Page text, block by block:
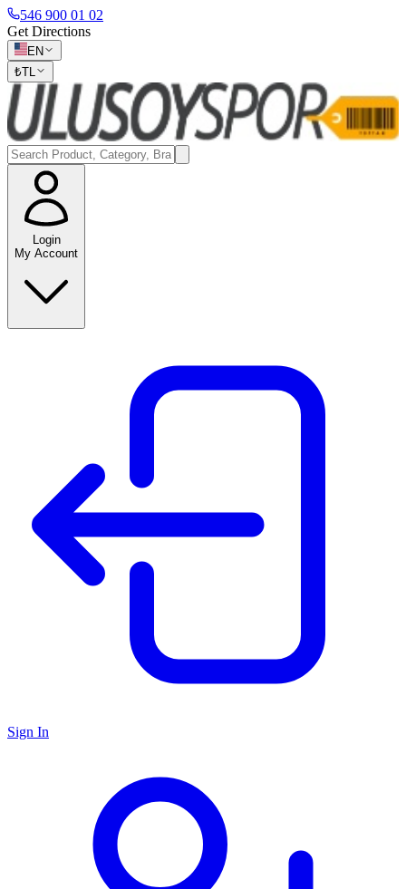
546 900 01 02
Get Directions
EN
₺TL
Login
My Account
Sign In